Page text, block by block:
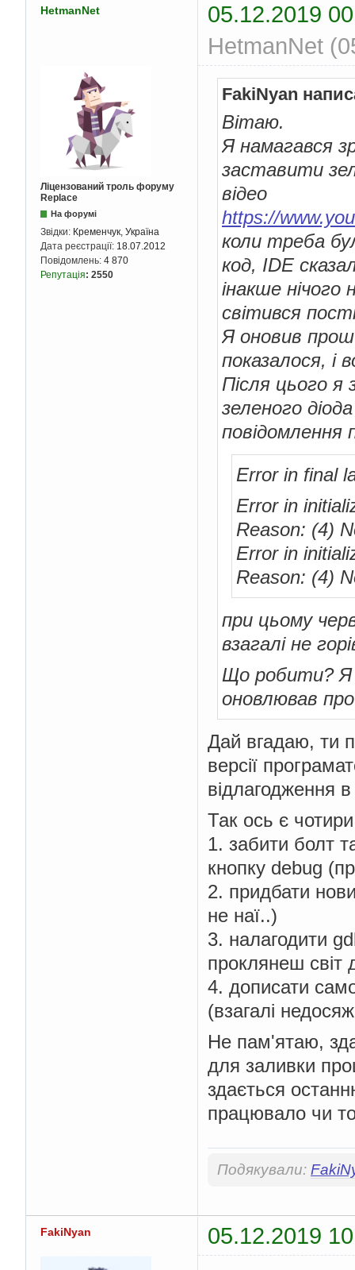
HetmanNet
05.12.2019
HetmanNet
Ліцензований троль форуму
Replace
На форумі
Звідки: Кременчук, Україна
Дата реєстрації: 18.07.2012
Повідомлень: 4 870
Репутація: 2550
FakiNyan
Вітаю.
Я намагався
заставити
відео
https://
коли треба
код, IDE
інакше
світився
Я оновив
показалося, і
Після цього
зеленого
Error in final
Error in
Reason: (4)
Error in
Reason: (4)
при цьому
взагалі не
Що робити? Я
оновлював
Дай вгадаю, ти
версії
відлагодження
Так ось є
1. забити болт
кнопку debug
2. придбати
не наї..)
3. налагодити
проклянеш світ
4. дописати
(взагалі
Не пам'ятаю,
для заливки
здається
працювало чи
Подякували:
FakiNyan 05.12.2019